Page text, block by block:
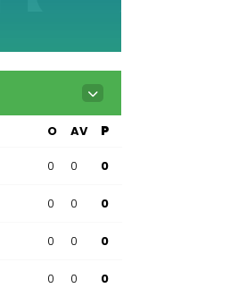
O AV P
0 0 0
0 0 0
0 0 0
0 0 0